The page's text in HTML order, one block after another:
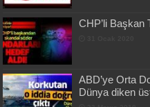
CHP’li Başkan
ABD’ye Orta
Dünya diken